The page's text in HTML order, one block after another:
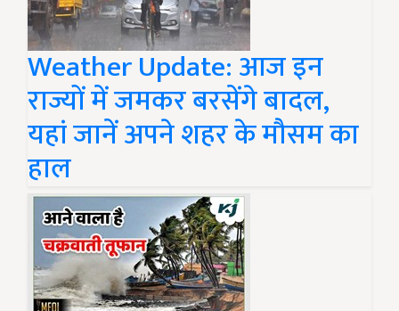
Weather Update: आज इन
राज्यों में जमकर बरसेंगे बादल,
यहां जानें अपने शहर के मौसम का
हाल